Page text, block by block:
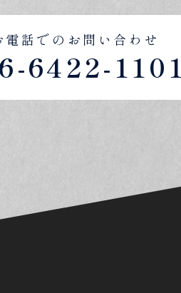
電話でのお問い合わせ
6422-1101